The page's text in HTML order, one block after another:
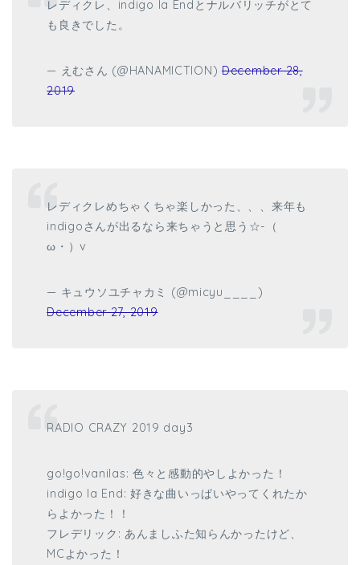
レディクレ、indigo la Endとナルバリッチがとて
も良きでした。
— えむさん (@HANAMICTION)December 28,
2019
レディクレめちゃくちゃ楽しかった、、、来年も
indigoさんが出るなら来ちゃうと思う☆-（ゝ
ω・）v
— キュウソユチャカミ (@micyu____)
December 27, 2019
RADIO CRAZY 2019 day3
go!go!vanilas: 色々と感動的やしよかった！
indigo la End: 好きな曲いっぱいやってくれたか
らよかった！！
フレデリック: あんましふた知らんかったけど、
MCよかった！